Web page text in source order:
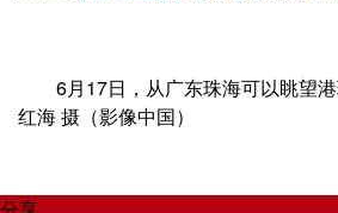
6月17日，从广东珠海可以眺望港
红海 摄（影像中国）